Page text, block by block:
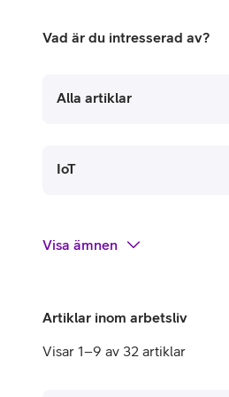
Vad är du intresserad av?
Alla artiklar
IoT
Visa ämnen
Artiklar inom arbetsliv
Visar 1–9 av 32 artiklar